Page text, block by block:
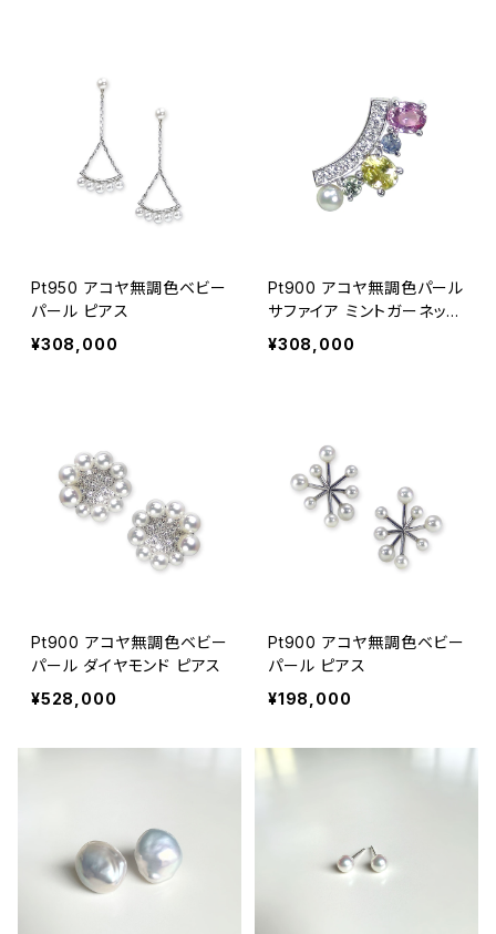
Pt950 アコヤ無調色ベビー
パール ピアス
¥308,000
Pt900 アコヤ無調色パール
サファイア ミントガーネット
ダイヤモンド ピアス（片方）
¥308,000
Pt900 アコヤ無調色ベビー
パール ダイヤモンド ピアス
¥528,000
Pt900 アコヤ無調色ベビー
パール ピアス
¥198,000